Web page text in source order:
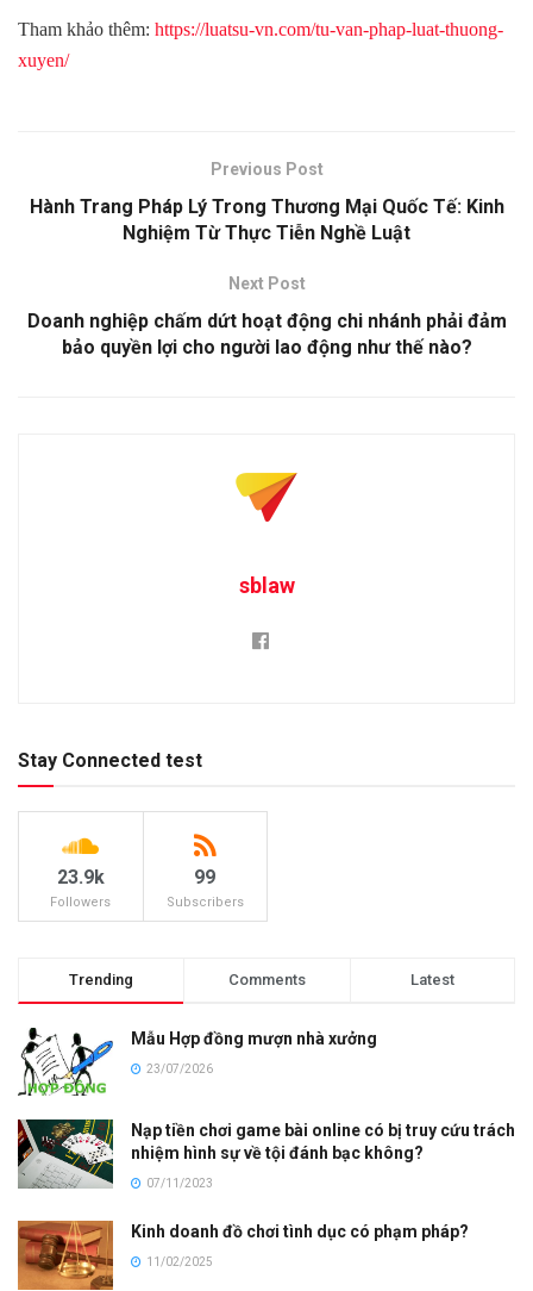
Tham khảo thêm: https://luatsu-vn.com/tu-van-phap-luat-thuong-
xuyen/
Previous Post
Hành Trang Pháp Lý Trong Thương Mại Quốc Tế: Kinh
Nghiệm Từ Thực Tiễn Nghề Luật
Next Post
Doanh nghiệp chấm dứt hoạt động chi nhánh phải đảm
bảo quyền lợi cho người lao động như thế nào?
sblaw
Stay Connected test
23.9k
Followers
99
Subscribers
Trending Comments Latest
Mẫu Hợp đồng mượn nhà xưởng
23/07/2026
Nạp tiền chơi game bài online có bị truy cứu trách
nhiệm hình sự về tội đánh bạc không?
07/11/2023
Kinh doanh đồ chơi tình dục có phạm pháp?
11/02/2025